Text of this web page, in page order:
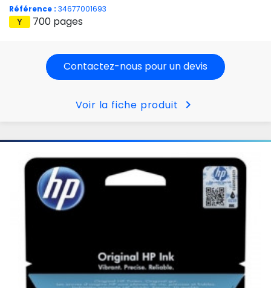
Référence : 34677001693
700 pages
Contactez-nous pour un devis
Voir la fiche produit chevron_right